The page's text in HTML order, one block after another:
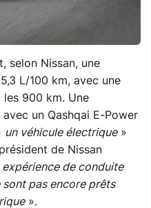
selon Nissan, une
L/100 km, avec une
900 km. Une
un Qashqai E-Power
un véhicule électrique»
de Nissan
de conduite
pas encore prêts
».